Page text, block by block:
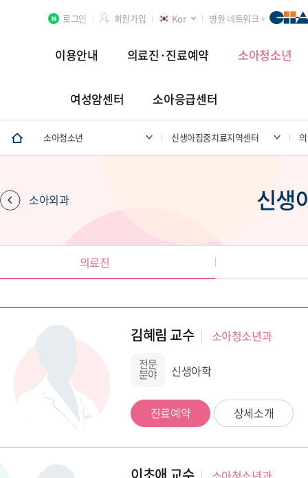
로그인 회원가입 Kor 병원 네트워크 +
이용안내 의료진·진료예약 소아청소년
여성암센터 소아응급센터
장례식장
소아청소년 신생아집중치료지역센터
소아외과 신생
의료진
김혜림 교수 소아청소년과
전문
분야 신생아학
진료예약 상세소개